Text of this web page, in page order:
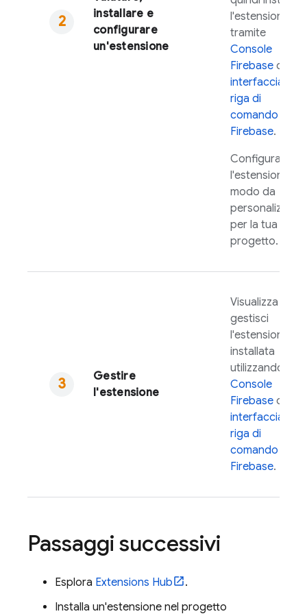
installare e
configurare
un'estensione
l'estensione
tramite
Console
Firebase o il
interfaccia a
riga di
comando
Firebase.
Configura
l'estensione in
modo da
personalizzarla
per la tua app
progetto.
Gestire
l'estensione
Visualizza e
gestisci
l'estensione
installata
utilizzando il
Console
Firebase o il
interfaccia a
riga di
comando
Firebase.
Passaggi successivi
Esplora Extensions Hub
.
Installa un'estensione nel progetto